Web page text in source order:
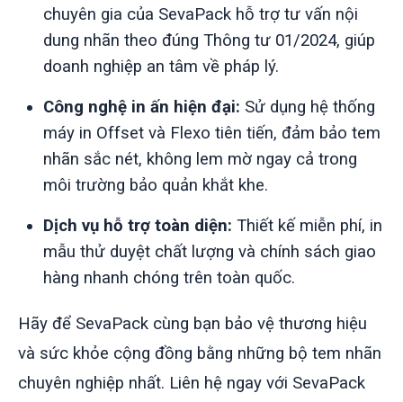
chuyên gia của SevaPack hỗ trợ tư vấn nội
dung nhãn theo đúng Thông tư 01/2024, giúp
doanh nghiệp an tâm về pháp lý.
Công nghệ in ấn hiện đại: Sử dụng hệ thống
máy in Offset và Flexo tiên tiến, đảm bảo tem
nhãn sắc nét, không lem mờ ngay cả trong
môi trường bảo quản khắt khe.
Dịch vụ hỗ trợ toàn diện: Thiết kế miễn phí, in
mẫu thử duyệt chất lượng và chính sách giao
hàng nhanh chóng trên toàn quốc.
Hãy để SevaPack cùng bạn bảo vệ thương hiệu
và sức khỏe cộng đồng bằng những bộ tem nhãn
chuyên nghiệp nhất. Liên hệ ngay với SevaPack